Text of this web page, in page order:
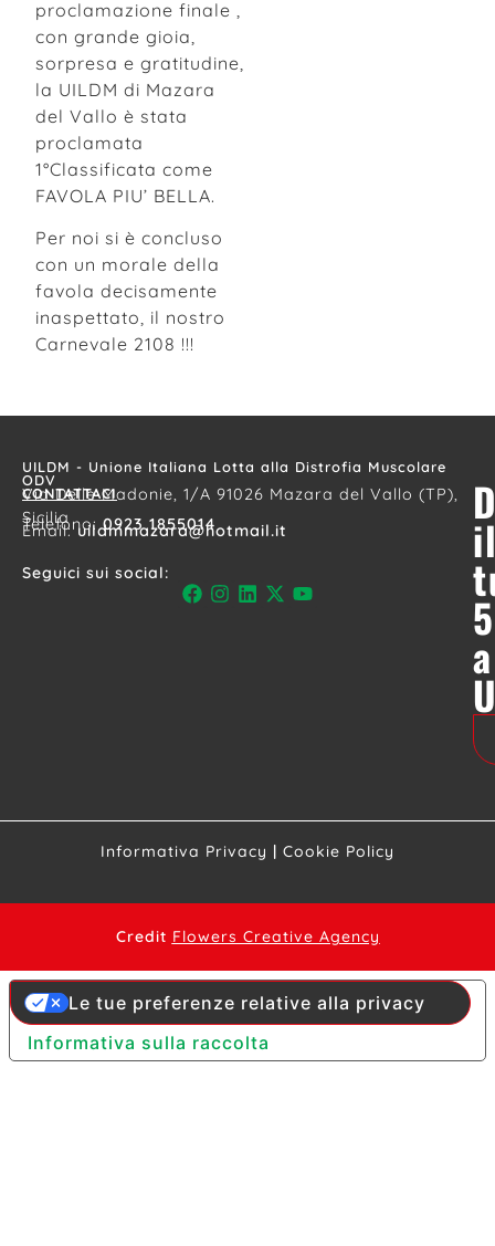
proclamazione finale ,
con grande gioia,
sorpresa e gratitudine,
la UILDM di Mazara
del Vallo è stata
proclamata
1°Classificata come
FAVOLA PIU’ BELLA.
Per noi si è concluso
con un morale della
favola decisamente
inaspettato, il nostro
Carnevale 2108 !!!
UILDM - Unione Italiana Lotta alla Distrofia Muscolare
ODV
CONTATTACI
Via Delle Madonie, 1/A 91026 Mazara del Vallo (TP),
Sicilia
Telefono:0923 1855014
Email:uildmmazara@hotmail.it
Seguici sui social:
a
Informativa Privacy | Cookie Policy
Credit Flowers Creative Agency
Informativa sulla raccolta
Le tue preferenze relative alla privacy